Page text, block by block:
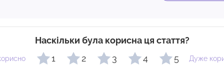
Наскільки була корисна ця стаття?
1 2 3 4 5 Дуже